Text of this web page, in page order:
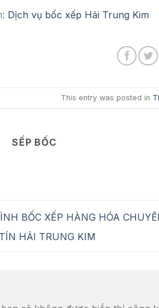
Dịch vụ bốc xếp Hải Trung Kim
This entry was posted in
SẾP BỐC
BỐC XẾP HÀNG HÓA
HẢI TRUNG KIM